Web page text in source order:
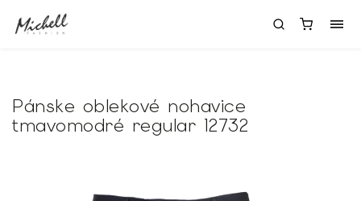
Pánske oblekové nohavice
tmavomodré regular 12732